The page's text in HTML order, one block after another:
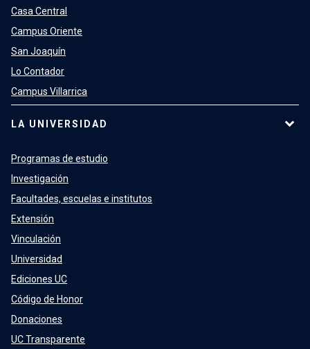
Casa Central
Campus Oriente
San Joaquín
Lo Contador
Campus Villarrica
LA UNIVERSIDAD
Programas de estudio
Investigación
Facultades, escuelas e institutos
Extensión
Vinculación
Universidad
Ediciones UC
Código de Honor
Donaciones
UC Transparente